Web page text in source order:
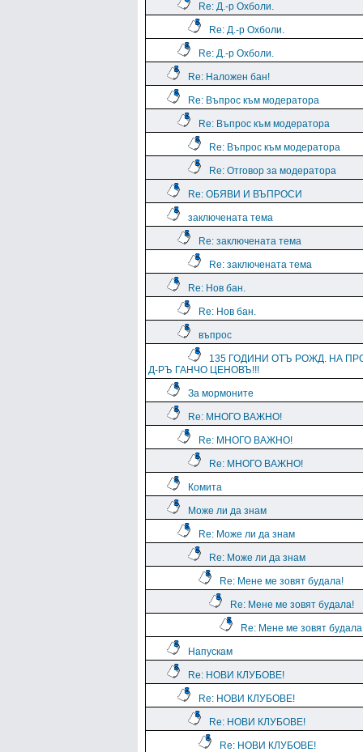
Re: Д.-р Охболи.
Re: Д.-р Охболи.
Re: Д.-р Охболи.
Re: Наложен бан!
Re: Въпрос към модератора
Re: Въпрос към модератора
Re: Въпрос към модератора
Re: Отговор за модератора
Re: ОБЯВИ И ВЪПРОСИ
заключената тема
Re: заключената тема
Re: заключената тема
Re: Нов бан.
Re: Нов бан.
въпрос
135 ГОДИНИ ОТЪ РОЖД. НА
Д-РЪ ГАНЧО ЦЕНОВЪ!!!
За мормоните
Re: МНОГО ВАЖНО!
Re: МНОГО ВАЖНО!
Re: МНОГО ВАЖНО!
Комита
Може ли да знам
Re: Може ли да знам
Re: Може ли да знам
Re: Мене ме зовят будала!
Re: Мене ме зовят будала!
Re: Мене ме зовят
Напускам
Re: НОВИ КЛУБОВЕ!
Re: НОВИ КЛУБОВЕ!
Re: НОВИ КЛУБОВЕ!
Re: НОВИ КЛУБОВЕ!